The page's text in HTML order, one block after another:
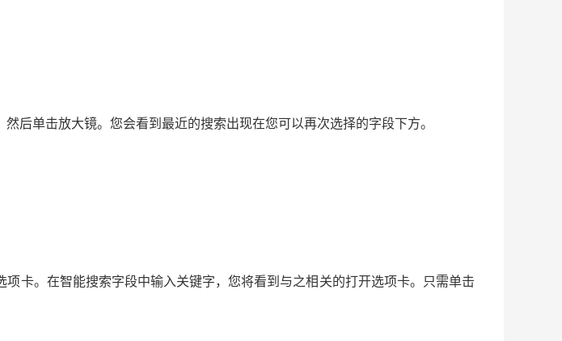
后单击放大镜。您会看到最近的搜索出现在您可以再次选择的字段下方。
卡。在智能搜索字段中输入关键字，您将看到与之相关的打开选项卡。只需单击